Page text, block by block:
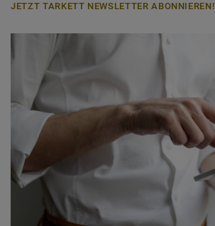
JETZT TARKETT NEWSLETTER ABONNIEREN!